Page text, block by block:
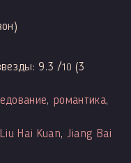
9.3 /10 (3
, романтика,
Liu Hai Kuan, Jiang Bai